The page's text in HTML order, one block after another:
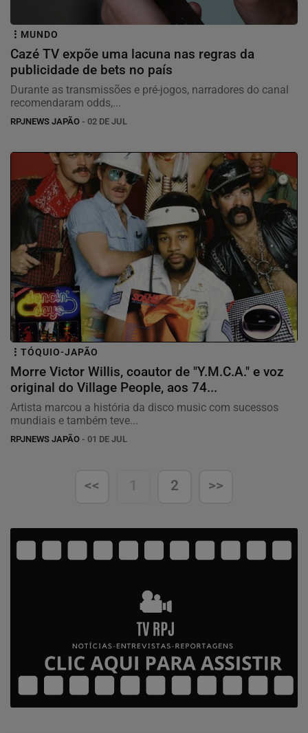
MUNDO
Cazé TV expõe uma lacuna nas regras da
publicidade de bets no país
Durante as transmissões e pré-jogos, narradores do canal
recomendaram odds,...
RPJNEWS JAPÃO - 02 DE JUL
TÓQUIO-JAPÃO
Morre Victor Willis, coautor de "Y.M.C.A." e voz
original do Village People, aos 74...
Artista marcou a história da disco music com sucessos
mundiais e também teve...
RPJNEWS JAPÃO - 01 DE JUL
<< 1 2 >>